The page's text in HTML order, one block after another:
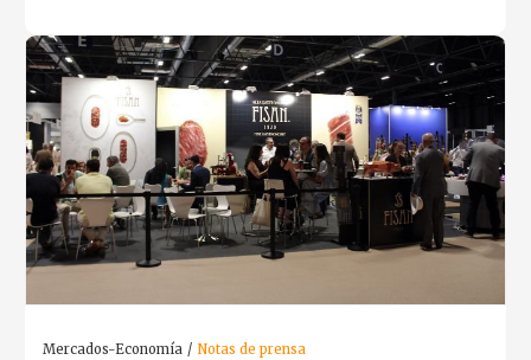
Mercados-Economía Notas de prensa